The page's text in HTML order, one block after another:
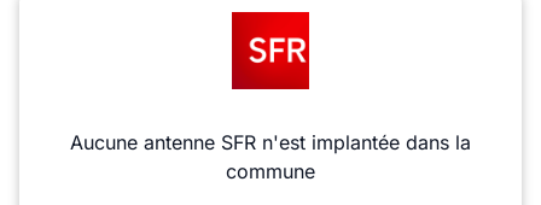
Aucune antenne SFR n'est implantée dans la
commune